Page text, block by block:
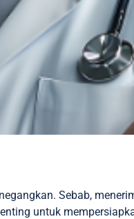
Sebab,
untuk